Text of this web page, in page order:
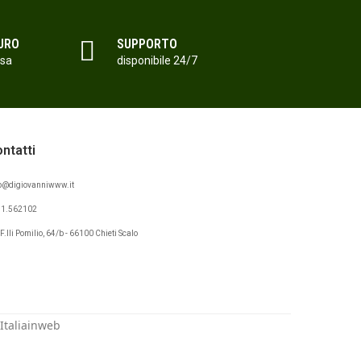
SUPPORTO
disponibile 24/7
Pomilio, 64/b - 66100 Chieti Scalo